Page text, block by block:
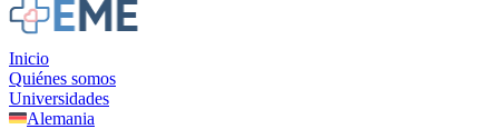
Inicio
Quiénes somos
Universidades
Alemania